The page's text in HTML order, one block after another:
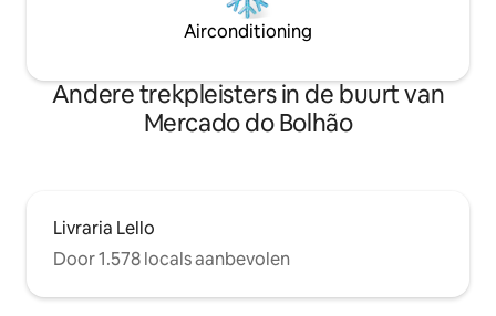
Airconditioning
Andere trekpleisters in de buurt van
Mercado do Bolhão
Livraria Lello
Door 1.578 locals aanbevolen